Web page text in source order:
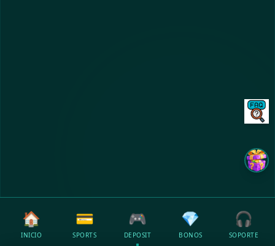
🏠
INICIO
💳
SPORTS
🎮
DEPOSIT
💎
BONOS
🎧
SOPORTE